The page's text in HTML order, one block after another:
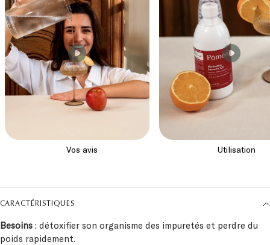
CARACTÉRISTIQUES
Besoins : détoxifier son organisme des impuretés et perdre du
poids rapidement.